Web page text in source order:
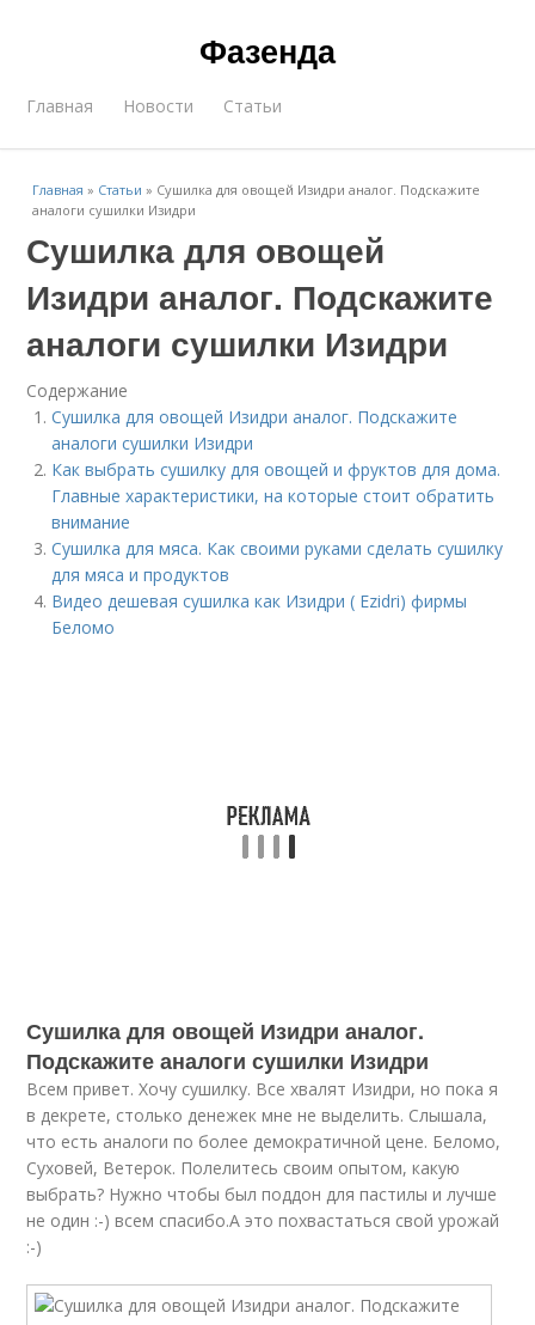
Фазенда
Главная Новости Статьи
Главная » Статьи » Сушилка для овощей Изидри аналог. Подскажите
аналоги сушилки Изидри
Сушилка для овощей
Изидри аналог. Подскажите
аналоги сушилки Изидри
Содержание
Сушилка для овощей Изидри аналог. Подскажите
аналоги сушилки Изидри
Как выбрать сушилку для овощей и фруктов для дома.
Главные характеристики, на которые стоит обратить
внимание
Сушилка для мяса. Как своими руками сделать сушилку
для мяса и продуктов
Видео дешевая сушилка как Изидри ( Ezidri) фирмы
Беломо
Сушилка для овощей Изидри аналог.
Подскажите аналоги сушилки Изидри
Всем привет. Хочу сушилку. Все хвалят Изидри, но пока я
в декрете, столько денежек мне не выделить. Слышала,
что есть аналоги по более демократичной цене. Беломо,
Суховей, Ветерок. Полелитесь своим опытом, какую
выбрать? Нужно чтобы был поддон для пастилы и лучше
не один :-) всем спасибо.А это похвастаться свой урожай
:-)